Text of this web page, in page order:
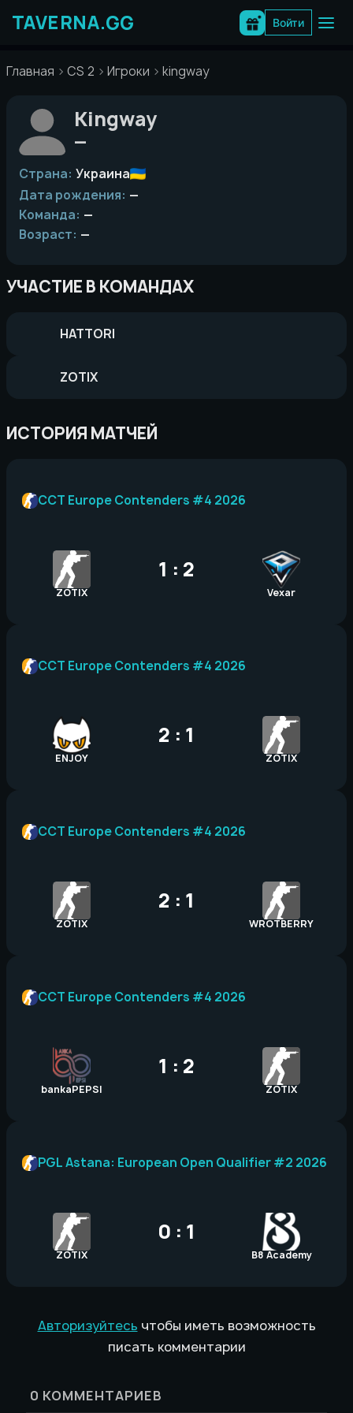
содержимому
Войти
Главная CS 2 Игроки kingway
Kingway
—
Страна: Украина
Дата рождения: —
Команда: —
Возраст: —
УЧАСТИЕ В КОМАНДАХ
HATTORI
ZOTIX
ИСТОРИЯ МАТЧЕЙ
ZOTIX
1 : 2
Vexar
CCT Europe Contenders #4 2026
ENJOY
2 : 1
ZOTIX
CCT Europe Contenders #4 2026
ZOTIX
2 : 1
WROTBERRY
CCT Europe Contenders #4 2026
bankaPEPSI
1 : 2
ZOTIX
CCT Europe Contenders #4 2026
ZOTIX
0 : 1
B8 Academy
PGL Astana: European Open Qualifier #2 2026
Авторизуйтесь чтобы иметь возможность
писать комментарии
0 КОММЕНТАРИЕВ